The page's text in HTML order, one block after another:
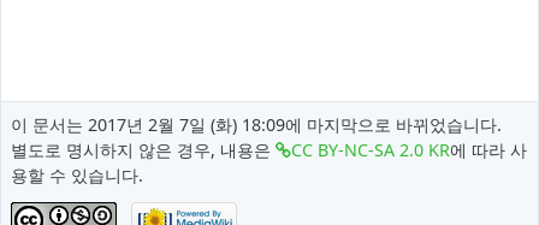
이 문서는 2017년 2월 7일 (화) 18:09에 마지막으로 바뀌었습니다.
별도로 명시하지 않은 경우, 내용은
CC BY-NC-SA 2.0 KR에 따라 사
용할 수 있습니다.